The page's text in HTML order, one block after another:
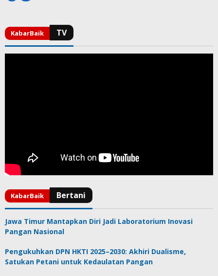
Jawa Timur Mantapkan Diri Jadi Laboratorium Inovasi
Pangan Nasional
Pengukuhkan DPN HKTI 2025–2030: Akhiri Dualisme,
Satukan Petani untuk Kedaulatan Pangan